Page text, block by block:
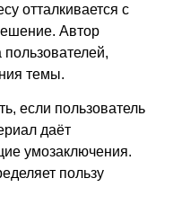
отталкивается с
Автор
темы.
если пользователь
даёт
умозаключения.
пользу